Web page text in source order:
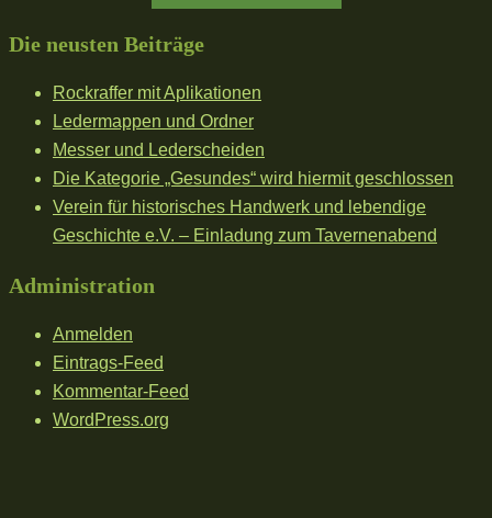
Die neusten Beiträge
Rockraffer mit Aplikationen
Ledermappen und Ordner
Messer und Lederscheiden
Die Kategorie „Gesundes“ wird hiermit geschlossen
Verein für historisches Handwerk und lebendige
Geschichte e.V. – Einladung zum Tavernenabend
Administration
Anmelden
Eintrags-Feed
Kommentar-Feed
WordPress.org